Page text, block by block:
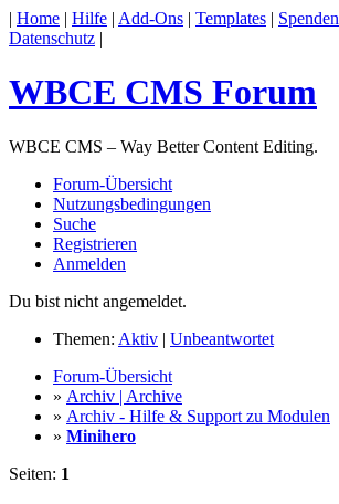
| Home | Hilfe | Add-Ons | Templates | Spenden
Datenschutz |
WBCE CMS Forum
WBCE CMS – Way Better Content Editing.
Forum-Übersicht
Nutzungsbedingungen
Suche
Registrieren
Anmelden
Du bist nicht angemeldet.
Themen: Aktiv | Unbeantwortet
Forum-Übersicht
» Archiv | Archive
» Archiv - Hilfe & Support zu Modulen
» Minihero
Seiten: 1